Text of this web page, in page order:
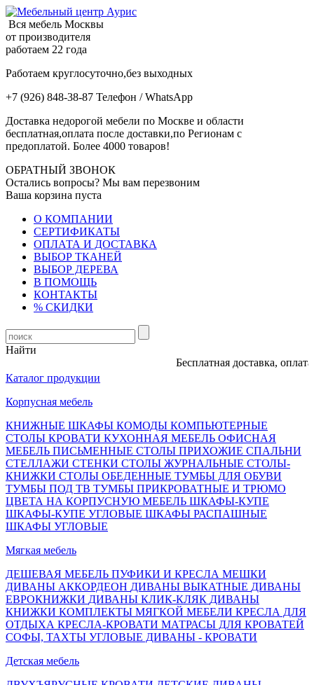
Вся мебель Москвы
от производителя
работаем 22 года
Работаем круглосуточно,без выходных
+7 (926) 848-38-87 Телефон / WhatsApp
Доставка недорогой мебели по Москве и области
бесплатная,оплата после доставки,по Регионам с
предоплатой. Более 4000 товаров!
ОБРАТНЫЙ ЗВОНОК
Остались вопросы? Мы вам перезвоним
Ваша корзина пуста
О КОМПАНИИ
СЕРТИФИКАТЫ
ОПЛАТА И ДОСТАВКА
ВЫБОР ТКАНЕЙ
ВЫБОР ДЕРЕВА
В ПОМОЩЬ
КОНТАКТЫ
% СКИДКИ
Найти
Бесплатная доставка, оплата
Каталог продукции
Корпусная мебель
КНИЖНЫЕ ШКАФЫ КОМОДЫ КОМПЬЮТЕРНЫЕ
СТОЛЫ КРОВАТИ КУХОННАЯ МЕБЕЛЬ ОФИСНАЯ
МЕБЕЛЬ ПИСЬМЕННЫЕ СТОЛЫ ПРИХОЖИЕ СПАЛЬНИ
СТЕЛЛАЖИ СТЕНКИ СТОЛЫ ЖУРНАЛЬНЫЕ СТОЛЫ-
КНИЖКИ СТОЛЫ ОБЕДЕННЫЕ ТУМБЫ ДЛЯ ОБУВИ
ТУМБЫ ПОД ТВ ТУМБЫ ПРИКРОВАТНЫЕ И ТРЮМО
ЦВЕТА НА КОРПУСНУЮ МЕБЕЛЬ ШКАФЫ-КУПЕ
ШКАФЫ-КУПЕ УГЛОВЫЕ ШКАФЫ РАСПАШНЫЕ
ШКАФЫ УГЛОВЫЕ
Мягкая мебель
ДЕШЕВАЯ МЕБЕЛЬ ПУФИКИ И КРЕСЛА МЕШКИ
ДИВАНЫ АККОРДЕОН ДИВАНЫ ВЫКАТНЫЕ ДИВАНЫ
ЕВРОКНИЖКИ ДИВАНЫ КЛИК-КЛЯК ДИВАНЫ
КНИЖКИ КОМПЛЕКТЫ МЯГКОЙ МЕБЕЛИ КРЕСЛА ДЛЯ
ОТДЫХА КРЕСЛА-КРОВАТИ МАТРАСЫ ДЛЯ КРОВАТЕЙ
СОФЫ, ТАХТЫ УГЛОВЫЕ ДИВАНЫ - КРОВАТИ
Детская мебель